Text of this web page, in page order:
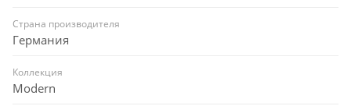
Страна производителя
Германия
Коллекция
Modern